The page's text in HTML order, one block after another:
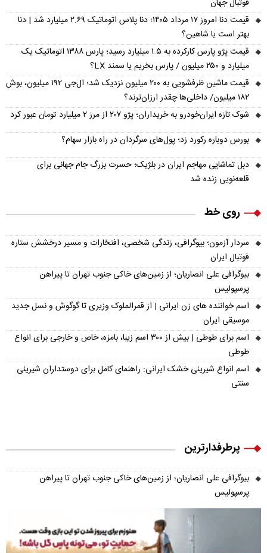
فوتبال جهان
قیمت دنا امروز ۱۷ مرداد ۱۴۰۵؛ دنا پلاس اتوماتیک ۲.۶۹ میلیارد شد | دنا
بهتر است یا شاهین؟
قیمت پژو پارس کارکرده به ۱.۵ میلیارد رسید؛ پارس ۱۳۸۸ اتوماتیک یک
میلیارد و ۲۵۰ میلیون / پارس بخریم یا سمند LX؟
قیمت ماشین ظرفشویی به ۲۰۰ میلیون نزدیک شد؛ ال‌جی ۱۹۲ میلیون، بوش
۱۸۲ میلیون/ داخلی‌ها چقدر ارزان‌ترند؟
شوک تازه ایران‌خودرو به خریداران؛ پژو ۲۰۷ از مرز ۲ میلیارد تومان عبور کرد
بورس دوباره رکورد زد؛ پول‌های سرگردان در راه بازار سهام؟
دبل تماشایی مهاجم ایران در بلژیک؛ حسرت بزرگ جام جهانی برای
قلعه‌نویی زنده شد
روی خط
سردار آزمون؛ بیوگرافی، زندگی شخصی، افتخارات و مسیر درخشش ستاره
فوتبال ایران
بیوگرافی علی انصاریان؛ از زمین‌های خاکی جنوب تهران تا پیراهن
پرسپولیس
اسم خواننده های زن ایرانی | از قمرالملوک وزیری تا گوگوش و نسل جدید
موسیقی ایران
اسم برای طوطی | بیش از ۳۰۰ اسم زیبا، بامزه، خاص و خارجی برای انواع
طوطی
اسم انواع شیرینی خشک ایرانی: راهنمای کامل برای دوستداران شیرینی
سنتی
پرطرفدارترین
بیوگرافی علی انصاریان؛ از زمین‌های خاکی جنوب تهران تا پیراهن
پرسپولیس